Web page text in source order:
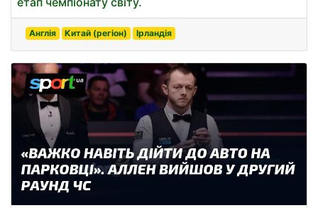
Англія Китай (регіон) Ірландія